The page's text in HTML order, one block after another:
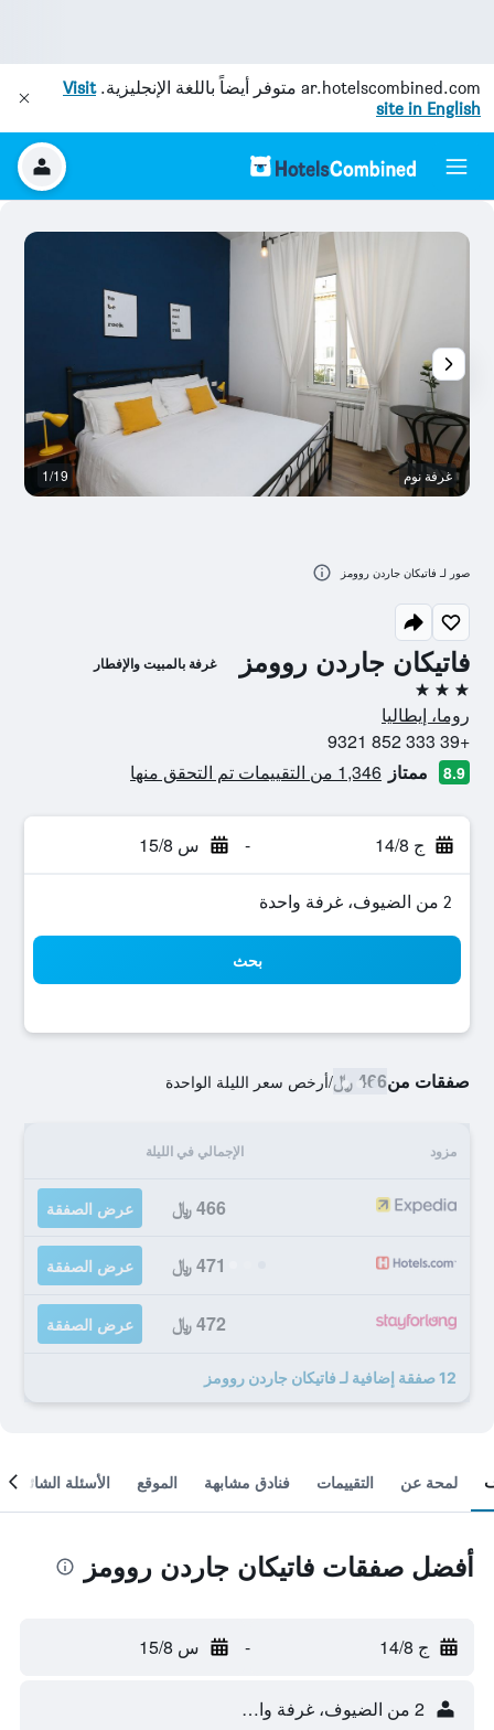
ar.hotelscombined.com متوفر أيضاً باللغة الإنجليزية.Visit
site in English
فاتيكان جاردن روومز غرفة بالمبيت والإفطار
3 نجوم
روما، إيطاليا
+39 333 852 9321
8.9 ممتاز 1,346 من التقييمات تم التحقق منها
ج 14/8 - س 15/8
2 من الضيوف، غرفة واحدة
بحث
صفقات من466 ﷼ /أرخص سعر الليلة الواحدة
مزود الإجمالي في الليلة
466 ﷼ عرض الصفقة
471 ﷼ عرض الصفقة
472 ﷼ عرض الصفقة
12 صفقة إضافية لـ فاتيكان جاردن روومز
غرفة نوم 1/19
صور لـ فاتيكان جاردن روومز
لمحة عن التقييمات فنادق مشابهة الموقع الأسئلة الشائعة
أفضل صفقات فاتيكان جاردن روومز
ج 14/8 - س 15/8
2 من الضيوف، غرفة واحدة